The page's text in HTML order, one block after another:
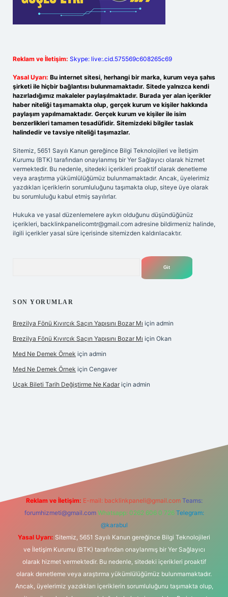
Reklam ve İletişim: Skype: live:.cid.575569c608265c69
Yasal Uyarı: Bu internet sitesi, herhangi bir marka, kurum veya şahıs
şirketi ile hiçbir bağlantısı bulunmamaktadır. Sitede yalnızca kendi
hazırladığımız makaleler paylaşılmaktadır. Burada yer alan içerikler
haber niteliği taşımamakta olup, gerçek kurum ve kişiler hakkında
paylaşım yapılmamaktadır. Gerçek kurum ve kişiler ile isim
benzerlikleri tamamen tesadüfidir. Sitemizdeki bilgiler taslak
halindedir ve tavsiye niteliği taşımazlar.
Sitemiz, 5651 Sayılı Kanun gereğince Bilgi Teknolojileri ve İletişim
Kurumu (BTK) tarafından onaylanmış bir Yer Sağlayıcı olarak hizmet
vermektedir. Bu nedenle, sitedeki içerikleri proaktif olarak denetleme
veya araştırma yükümlülüğümüz bulunmamaktadır. Ancak, üyelerimiz
yazdıkları içeriklerin sorumluluğunu taşımakta olup, siteye üye olarak
bu sorumluluğu kabul etmiş sayılırlar.
Hukuka ve yasal düzenlemelere aykırı olduğunu düşündüğünüz
içerikleri, backlinkpanelicomtr@gmail.com adresine bildirmeniz halinde,
ilgili içerikler yasal süre içerisinde sitemizden kaldırılacaktır.
SON YORUMLAR
Brezilya Fönü Kıvırcık Saçın Yapısını Bozar Mı için admin
Brezilya Fönü Kıvırcık Saçın Yapısını Bozar Mı için Okan
Med Ne Demek Örnek için admin
Med Ne Demek Örnek için Cengaver
Uçak Bileti Tarih Değiştirme Ne Kadar için admin
Reklam ve İletişim: E-mail: backlinkpaneli@gmail.com Teams:
forumhizmeti@gmail.com Whatsapp: 0262 606 0 726 Telegram:
@karabul
Yasal Uyarı: Sitemiz, 5651 Sayılı Kanun gereğince Bilgi Teknolojileri
ve İletişim Kurumu (BTK) tarafından onaylanmış bir Yer Sağlayıcı
olarak hizmet vermektedir. Bu nedenle, sitedeki içerikleri proaktif
olarak denetleme veya araştırma yükümlülüğümüz bulunmamaktadır.
Ancak, üyelerimiz yazdıkları içeriklerin sorumluluğunu taşımakta olup,